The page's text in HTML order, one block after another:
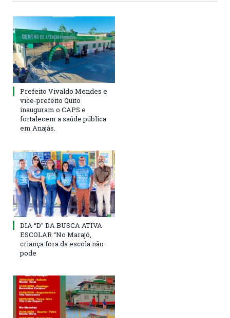
Prefeito Vivaldo Mendes e
vice-prefeito Quito
inauguram o CAPS e
fortalecem a saúde pública
em Anajás.
DIA “D” DA BUSCA ATIVA
ESCOLAR “No Marajó,
criança fora da escola não
pode